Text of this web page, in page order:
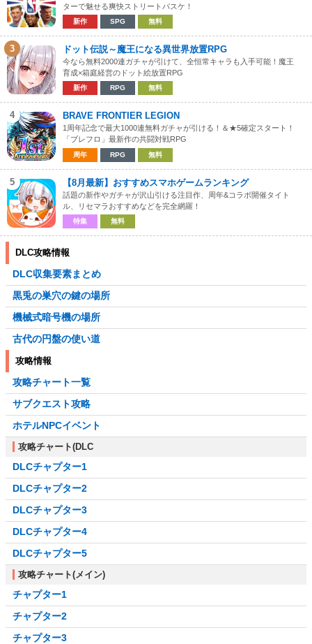
ターで魅せる爽快ストリートバスケ！
新作 SPG 無料
3 ドット伝説～魔王になる異世界放置RPG
今なら無料2000連ガチャが引けて、全恒常キャラも入手可能！魔王
育成×箱庭経営のドット絵放置RPG
新作 RPG 無料
4 BRAVE FRONTIER LEGION
1周年記念で最大1000連無料ガチャが引ける！＆★5確定スタート！
「ブレフロ」最新作の共闘対戦RPG
周年 RPG 無料
5 【8月最新】おすすめスマホゲームランキング
話題の新作やガチャが沢山引ける注目作、周年&コラボ開催タイト
ル、リセマラおすすめなどを完全網羅！
特集 無料
DLC攻略情報
DLC収集要素まとめ
黒兎の巣穴の鍵の場所
機械式暗号機の場所
古代の円盤の使い道
攻略情報
攻略チャート一覧
サブクエスト攻略
ホテルNPCイベント
攻略チャート(DLC
DLCチャプター1
DLCチャプター2
DLCチャプター3
DLCチャプター4
DLCチャプター5
攻略チャート(メイン)
チャプター1
チャプター2
チャプター3